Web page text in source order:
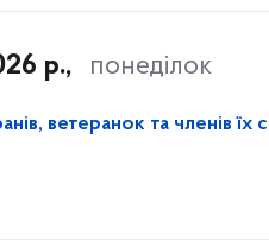
р., понеділок
ветеранок та членів їх